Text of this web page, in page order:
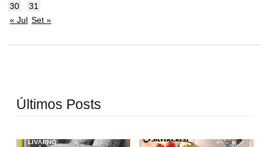
30
31
« Jul Set »
Últimos Posts